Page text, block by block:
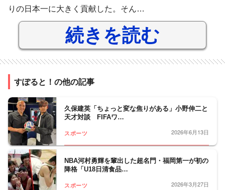
りの日本一に大きく貢献した。そん…
続きを読む
すぽると！の他の記事
久保建英「ちょっと変な焦りがある」小野伸二と
天才対談 FIFAワ…
スポーツ 2026年6月13日
NBA河村勇輝を輩出した超名門・福岡第一が初の
降格「U18日清食品…
スポーツ 2026年3月27日